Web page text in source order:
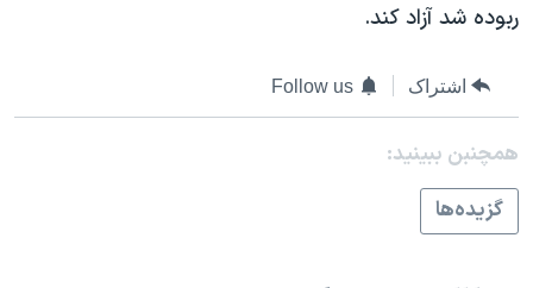
چهل سال گروگان‌گیری
اعتراضات مردمی آبان ۹۸
اسرائیل در جنگ
نرگس محمدی برنده جایزه نوبل صلح
ربوده شد آزاد کند.
اشتراک Follow us
همچنبن ببینید:
گزيده‌ها